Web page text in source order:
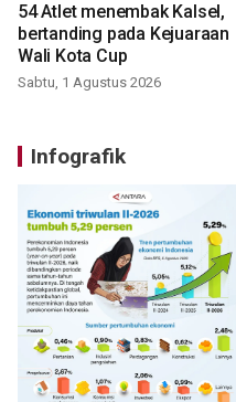
54 Atlet menembak Kalsel,
bertanding pada Kejuaraan
Wali Kota Cup
Sabtu, 1 Agustus 2026
Infografik